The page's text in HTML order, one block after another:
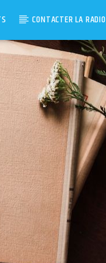
CONTACTER LA RADIO